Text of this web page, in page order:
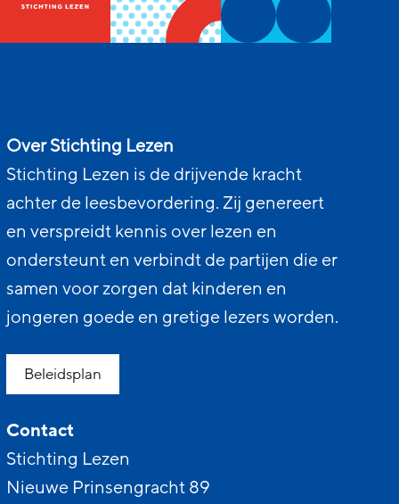
Over Stichting Lezen
Stichting Lezen is de drijvende kracht
achter de leesbevordering. Zij genereert
en verspreidt kennis over lezen en
ondersteunt en verbindt de partijen die er
samen voor zorgen dat kinderen en
jongeren goede en gretige lezers worden.
Beleidsplan
Contact
Stichting Lezen
Nieuwe Prinsengracht 89